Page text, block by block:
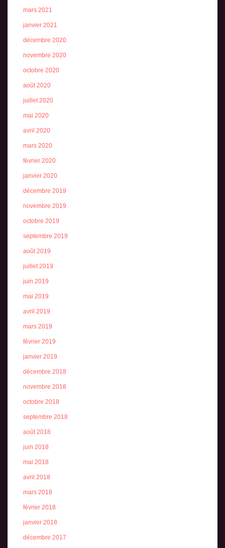
mars 2021
janvier 2021
décembre 2020
novembre 2020
octobre 2020
août 2020
juillet 2020
mai 2020
avril 2020
mars 2020
février 2020
janvier 2020
décembre 2019
novembre 2019
octobre 2019
septembre 2019
août 2019
juillet 2019
juin 2019
mai 2019
avril 2019
mars 2019
février 2019
janvier 2019
décembre 2018
novembre 2018
octobre 2018
septembre 2018
août 2018
juin 2018
mai 2018
avril 2018
mars 2018
février 2018
janvier 2018
décembre 2017